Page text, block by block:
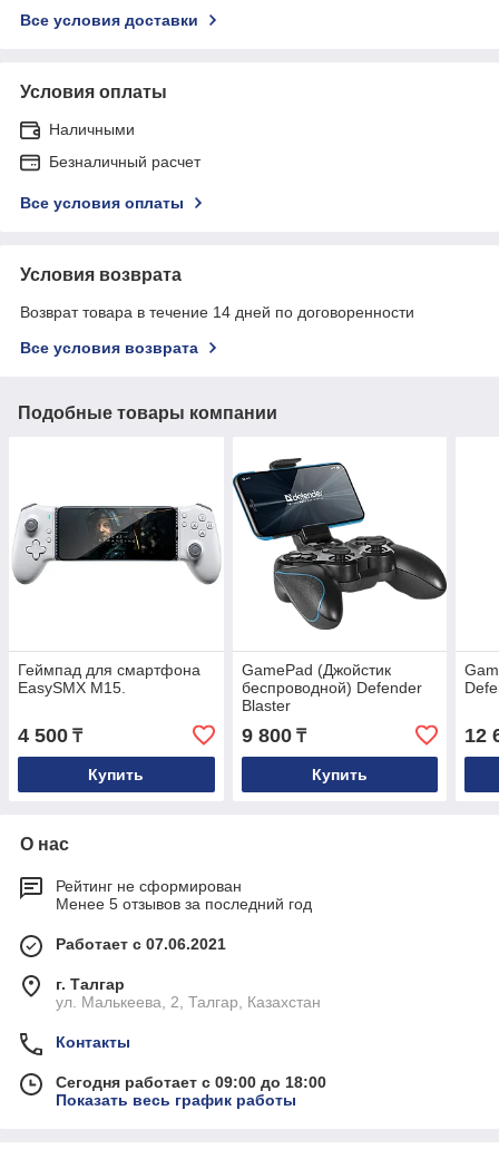
Все условия доставки
Условия оплаты
Наличными
Безналичный расчет
Все условия оплаты
Условия возврата
Возврат товара в течение 14 дней по договоренности
Все условия возврата
Подобные товары компании
Геймпад для смартфона
EasySMX M15.
4 500 ₸
Купить
GamePad (Джойстик
беспроводной) Defender
Blaster
9 800₸
Купить
12
О нас
Рейтинг не сформирован
Менее 5 отзывов за последний год
Работает с 07.06.2021
г. Талгар
ул. Малькеева, 2, Талгар, Казахстан
Контакты
Сегодня работает с 09:00 до 18:00
Показать весь график работы